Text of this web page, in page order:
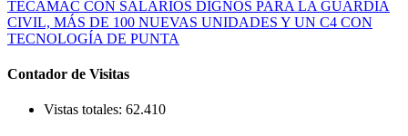
Contador de Visitas
Vistas totales: 62.410